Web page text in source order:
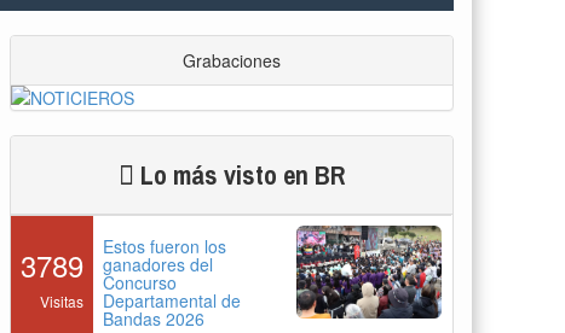
Grabaciones
Lo más visto en BR
3789
Visitas
Estos fueron los
ganadores del
Concurso
Departamental de
Bandas 2026